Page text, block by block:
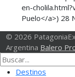
en-
Puelo</a>) 28
© 2026
Argentina Balero
Destinos